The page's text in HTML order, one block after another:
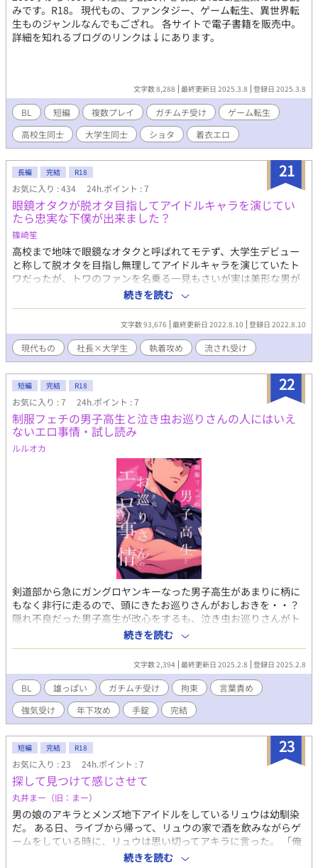
みです。R18。 現代もの、ファンタジー、ゲーム転生、異世界転
生ものジャンルなんでもござれ。 各サイトで電子書籍を販売中。
詳細を知れるブログのリンクは↓にあります。
文字数 8,288 最終更新日 2025.3.8 登録日 2025.3.8
BL 短編 複数プレイ ガチムチ受け
ゲーム転生
高校生同士
大学生同士 ショタ 着衣エロ
21
長編 完結 R18
お気に入り : 434 24h.ポイント : 7
眼鏡オタクが脱オタ目指してアイドルキャラを演じてい
たら忠実な下僕が出来ました？
篠崎笙
高校まで地味で眼鏡なオタクと呼ばれてモテず、大学生デビュー
と称して脱オタを目指し無理してアイドルキャラを演じていたト
ワだったが、トワのファンを名乗る一見もさいが実は美形な男が
現れ、身の回りの物を貢ぎ、奉仕しようとする。初めは遠慮して
いたが、だんだん慣れていき、夜の奉仕まで受け入れてしまう。
続きを読む
文字数 93,676 最終更新日 2022.8.10 登録日 2022.8.10
現代もの 社長×大学生 執着攻め 流され受け
22
短編 完結 R18
お気に入り : 7 24h.ポイント : 7
制服フェチの男子高生と泣き虫お巡りさんの人にはいえ
ないエロ事情・試し読み
ルルオカ
剣道部から急にガングロヤンキーなった男子高生があまりに柄に
もなく非行に走るので、頭にきたお巡りさんがおしおきを・・？
隠れ不良だった男子高生が改心をするも、泣き虫お巡りさんがト
ラブルに巻きこまれて体を火照らせて悶えるのに、心を鬼にして
おっぱいを・・？ 現代ものリバありのBL小説です。 お巡りさん×
男子高生、男子高生×お巡りさんのR18。 販売している電子書籍
の試し読みです。 販売について詳細を知れるブログのリンクは↓
にあります。
続きを読む
文字数 2,394 最終更新日 2025.2.8 登録日 2025.2.8
BL 雄っぱい ガチムチ受け 拘束
言葉責め
強気受け
年下攻め 手錠 完結
23
短編 完結 R18
お気に入り : 23 24h.ポイント : 7
探して見つけて感じさせて
丸井まー（旧：まー）
男の娘のアキラとメンズ地下アイドルをしているリュウは幼馴染
だ。 ある日、ライブから帰って、リュウの家で酒を飲みながらゲ
ームをしている時に、リュウは思い切ってアキラに言った。 「俺
って不感症なのかも」 アキラによるリュウの身体の性感帯探しが
続きを読む